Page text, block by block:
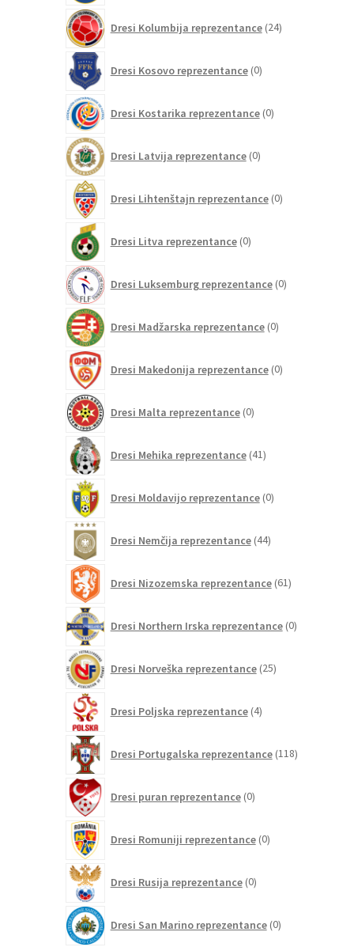
Dresi Kolumbija reprezentance 24izdelkov
Dresi Kosovo reprezentance 0izdelkov
Dresi Kostarika reprezentance 0izdelkov
Dresi Latvija reprezentance 0izdelkov
Dresi Lihtenštajn reprezentance 0izdelkov
Dresi Litva reprezentance 0izdelkov
Dresi Luksemburg reprezentance 0izdelkov
Dresi Madžarska reprezentance 0izdelkov
Dresi Makedonija reprezentance 0izdelkov
Dresi Malta reprezentance 0izdelkov
Dresi Mehika reprezentance 41izdelkov
Dresi Moldavijo reprezentance 0izdelkov
Dresi Nemčija reprezentance 44izdelkov
Dresi Nizozemska reprezentance 61izdelkov
Dresi Northern Irska reprezentance 0izdelkov
Dresi Norveška reprezentance 25izdelkov
Dresi Poljska reprezentance 4izdelki
Dresi Portugalska reprezentance 118izdelkov
Dresi puran reprezentance 0izdelkov
Dresi Romuniji reprezentance 0izdelkov
Dresi Rusija reprezentance 0izdelkov
Dresi San Marino reprezentance 0izdelkov